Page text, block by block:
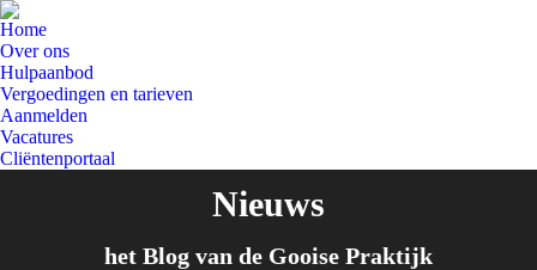
Home
Over ons
Hulpaanbod
Vergoedingen en tarieven
Aanmelden
Vacatures
Cliëntenportaal
Nieuws
het Blog van de Gooise Praktijk